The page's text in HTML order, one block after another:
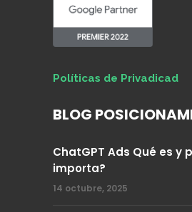
Políticas de Privadicad
BLOG
ChatGPT Ads Qué es y
importa?
14 octubre, 2025